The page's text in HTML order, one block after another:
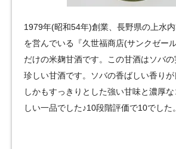
1979年(昭和54年)創業、長野県の上水
を営んでいる『久世福商店(サンクゼー
だけの米麹甘酒です。この甘酒はソバ
珍しい甘酒です。ソバの香ばしい香りが
しかもすっきりとした強い甘味と濃厚
しい一品でした♪10段階評価で10でした。